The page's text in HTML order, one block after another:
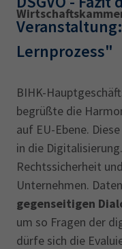
IHK regional
Karriere
Presse
EN
IHK Akademie
Magazin
Betriebswirt
Lernprozess"
BIHK-
begrüßte die
auf EU-Ebene.
in die
Rechtssicherheit
Unternehmen.
gegenseitigen
um so Fragen der
dürfe sich die